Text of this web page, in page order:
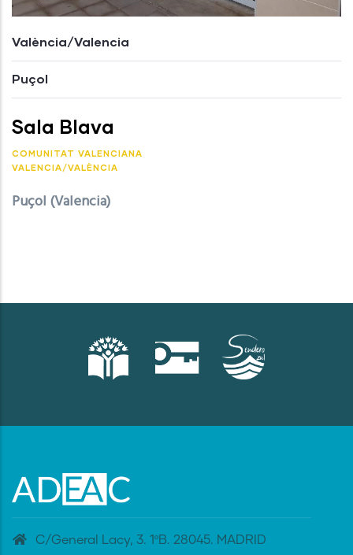
València/Valencia
Puçol
Sala Blava
COMUNITAT VALENCIANA
VALENCIA/VALÈNCIA
Puçol (Valencia)
C/General Lacy, 3. 1ºB. 28045. MADRID